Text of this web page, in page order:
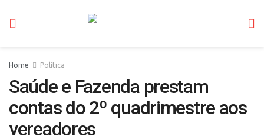
Home Política
Saúde e Fazenda prestam
contas do 2º quadrimestre aos
vereadores